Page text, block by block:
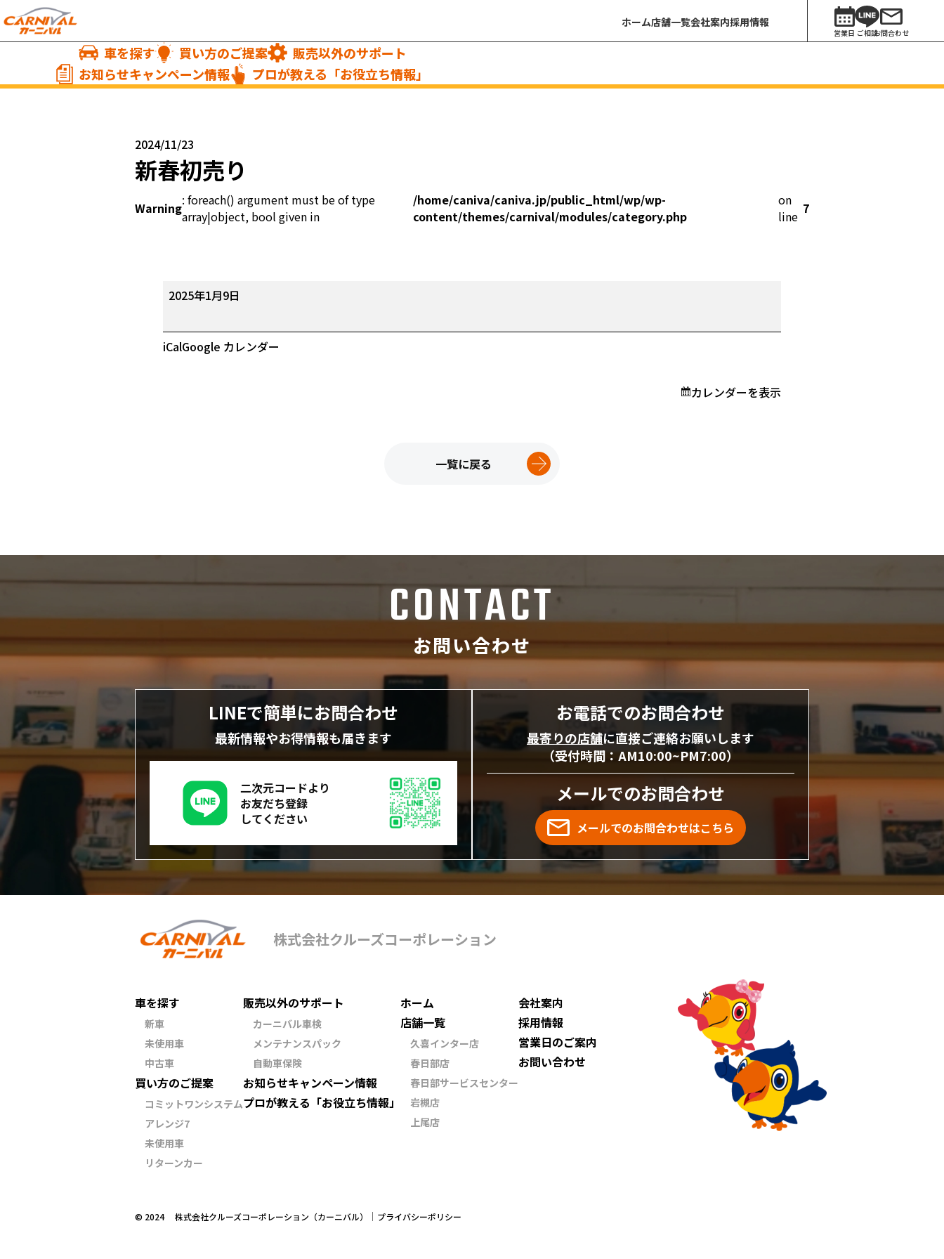
ホーム店舗一覧会社案内採用情報
営業日 ご相談お問合わせ
車を探す 買い方のご提案
販売以外のサポート
お知らせキャンペーン情報
プロが教える「お役立ち情報」
2024/11/23
新春初売り
Warning: foreach() argument must be of type
array|object, bool given in
/home/caniva/caniva.jp/public_html/wp/wp-
content/themes/carnival/modules/category.php
on
line 7
新
春
売
り
2025年1月9日
iCalGoogle カレンダー
カレンダーを表示
一覧に戻る
CONTACT
お問い合わせ
LINEで簡単にお問合わせ
最新情報やお得情報も届きます
二次元コードより
お友だち登録
してください
お電話でのお問合わせ
最寄りの店舗に直接ご連絡お願いします
（受付時間：AM10:00~PM7:00）
メールでのお問合わせ
メールでのお問合わせはこちら
株式会社クルーズコーポレーション
車を探す
新車
未使用車
中古車
買い方のご提案
コミットワンシステム
アレンジ7
未使用車
リターンカー
販売以外のサポート
カーニバル車検
メンテナンスパック
自動車保険
お知らせキャンペーン情報
プロが教える 「お役立ち情報」
ホーム
店舗一覧
久喜インター店
春日部店
春日部サービスセンター
岩槻店
上尾店
会社案内
採用情報
営業日のご案内
お問い合わせ
©︎ 2024 株式会社クルーズコーポレーション（カーニバル） プライバシーポリシー